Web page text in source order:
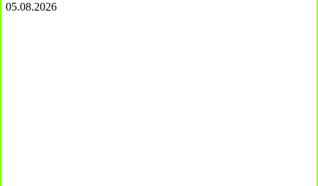
05.08.2026